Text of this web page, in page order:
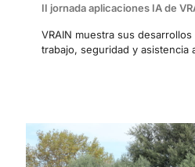
II jornada aplicaciones IA de
VRAIN muestra sus
trabajo, seguridad y asistencia